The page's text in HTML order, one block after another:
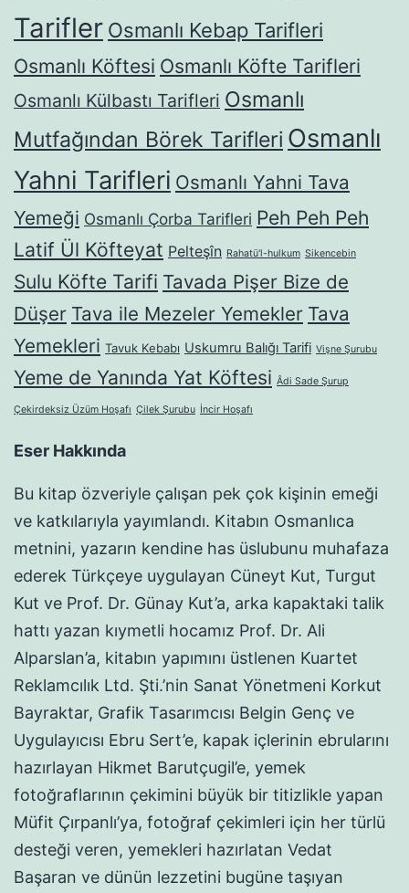
Tarifler Osmanlı Kebap Tarifleri
Osmanlı Köftesi Osmanlı Köfte Tarifleri
Osmanlı Külbastı Tarifleri Osmanlı
Mutfağından Börek Tarifleri Osmanlı
Yahni Tarifleri Osmanlı Yahni Tava
Yemeği Osmanlı Çorba Tarifleri Peh Peh Peh
Latif Ül Köfteyat Pelteşîn Rahatü'l-hulkum Sikencebin
Sulu Köfte Tarifi Tavada Pişer Bize de
Düşer Tava ile Mezeler Yemekler Tava
Yemekleri Tavuk Kebabı Uskumru Balığı Tarifi Vişne Şurubu
Yeme de Yanında Yat Köftesi Âdi Sade Şurup
Çekirdeksiz Üzüm Hoşafı Çilek Şurubu İncir Hoşafı
Eser Hakkında
Bu kitap özveriyle çalışan pek çok kişinin emeği
ve katkılarıyla yayımlandı. Kitabın Osmanlıca
metnini, yazarın kendine has üslubunu muhafaza
ederek Türkçeye uygulayan Cüneyt Kut, Turgut
Kut ve Prof. Dr. Günay Kut’a, arka kapaktaki talik
hattı yazan kıymetli hocamız Prof. Dr. Ali
Alparslan’a, kitabın yapımını üstlenen Kuartet
Reklamcılık Ltd. Şti.’nin Sanat Yönetmeni Korkut
Bayraktar, Grafik Tasarımcısı Belgin Genç ve
Uygulayıcısı Ebru Sert’e, kapak içlerinin ebrularını
hazırlayan Hikmet Barutçugil’e, yemek
fotoğraflarının çekimini büyük bir titizlikle yapan
Müfit Çırpanlı’ya, fotoğraf çekimleri için her türlü
desteği veren, yemekleri hazırlatan Vedat
Başaran ve dünün lezzetini bugüne taşıyan